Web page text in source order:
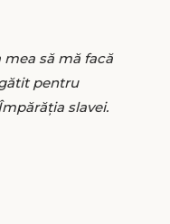
să mă facă
pentru
slavei.